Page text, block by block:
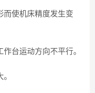
使机床精度发生变
台运动方向不平行。